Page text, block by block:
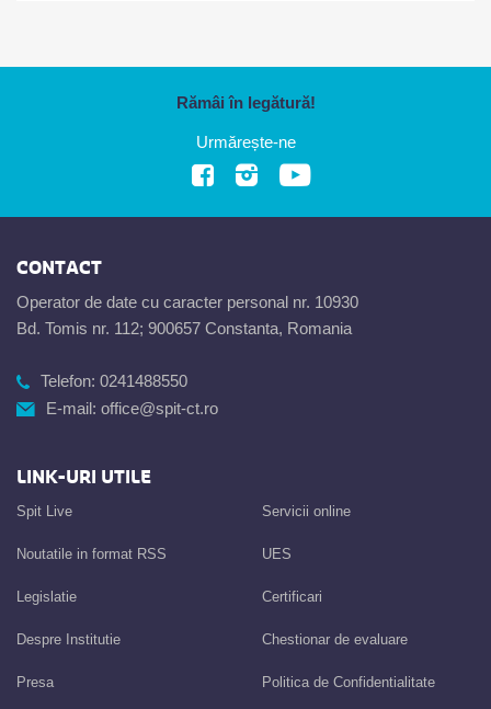
Rămâi în legătură!
Urmărește-ne
CONTACT
Operator de date cu caracter personal nr. 10930
Bd. Tomis nr. 112; 900657 Constanta, Romania
Telefon: 0241488550
E-mail: office@spit-ct.ro
LINK-URI UTILE
Spit Live
Noutatile in format RSS
Legislatie
Despre Institutie
Presa
Servicii online
UES
Certificari
Chestionar de evaluare
Politica de Confidentialitate